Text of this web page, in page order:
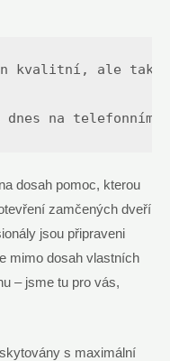
kvalitní, ale také
dnes na
dosah pomoc, kterou
zamčených dveří
jsou připraveni
mimo dosah vlastních
– jsme tu pro vás,
s maximální